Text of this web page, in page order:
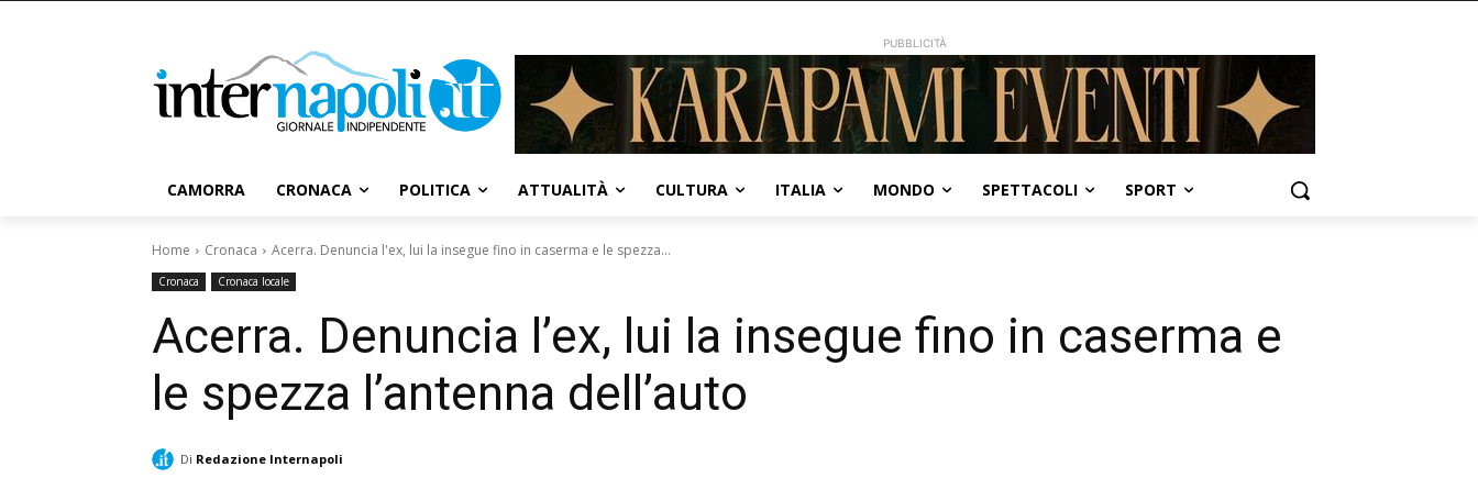
PUBBLICITÀ
CAMORRA CRONACA POLITICA ATTUALITÀ CULTURA ITALIA MONDO SPETTACOLI SPORT
Home Cronaca Acerra. Denuncia l'ex, lui la insegue fino in caserma e le spezza...
Cronaca Cronaca locale
Acerra. Denuncia l’ex, lui la insegue fino in caserma e
le spezza l’antenna dell’auto
Di Redazione Internapoli